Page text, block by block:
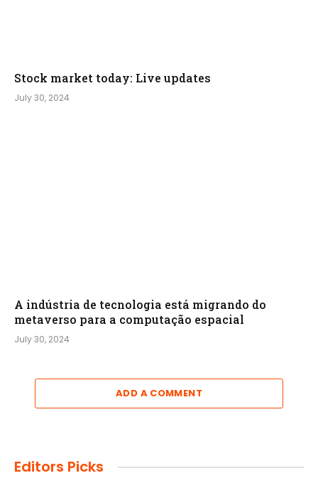
Stock market today: Live updates
July 30, 2024
A indústria de tecnologia está migrando do
metaverso para a computação espacial
July 30, 2024
ADD A COMMENT
Editors Picks